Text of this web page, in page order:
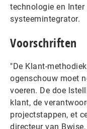
technologie en
systeemintegrator.
Voorschriften
"De Klant-
ogenschouw moet
voeren. De doe
klant, de
projectstappen, et
directeur van